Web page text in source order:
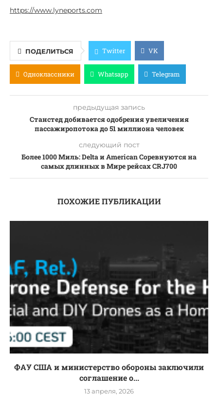
https://www.lyneports.com
ПОДЕЛИТЬСЯ Twitter VK
Одноклассники Whatsapp Telegram
предыдущая запись
Станстед добивается одобрения увеличения
пассажиропотока до 51 миллиона человек
следующий пост
Более 1000 Миль: Delta и American Соревнуются на
самых длинных в Мире рейсах CRJ700
ПОХОЖИЕ ПУБЛИКАЦИИ
ФАУ США и министерство обороны заключили
соглашение о...
13 апреля, 2026